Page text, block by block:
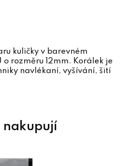
kuličky v barevném
o rozměru 12mm. Korálek je
navlékaní, vyšívání, šití